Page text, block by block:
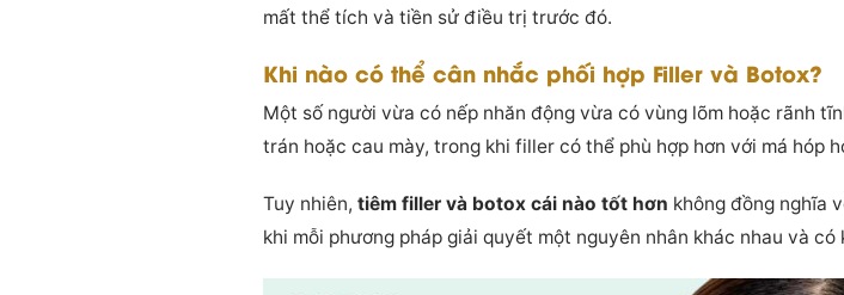
mất thể tích và tiền sử điều trị trước đó.
Khi nào có thể cân nhắc phối hợp Filler và Botox?
Một số người vừa có nếp nhăn động vừa có vùng lõm hoặc rãnh
trán hoặc cau mày, trong khi filler có thể phù hợp hơn với má hóp
Tuy nhiên,tiêm filler và botox cái nào tốt hơn không đồng nghĩa
khi mỗi phương pháp giải quyết một nguyên nhân khác nhau và